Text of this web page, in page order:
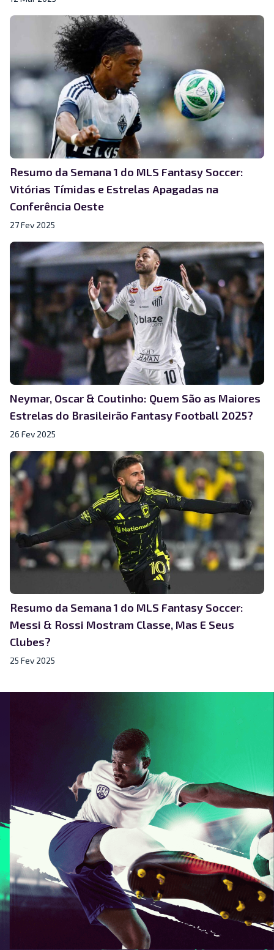
Resumo da Semana 1 do MLS Fantasy Soccer:
Vitórias Tímidas e Estrelas Apagadas na
Conferência Oeste
27 Fev 2025
Neymar, Oscar & Coutinho: Quem São as Maiores
Estrelas do Brasileirão Fantasy Football 2025?
26 Fev 2025
Resumo da Semana 1 do MLS Fantasy Soccer:
Messi & Rossi Mostram Classe, Mas E Seus
Clubes?
25 Fev 2025